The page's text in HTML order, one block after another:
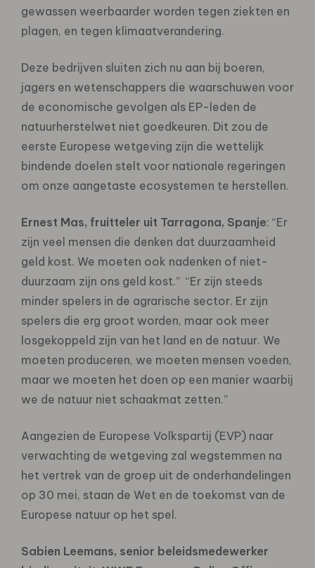
gewassen weerbaarder worden tegen ziekten en
plagen, en tegen klimaatverandering.
Deze bedrijven sluiten zich nu aan bij boeren,
jagers en wetenschappers die waarschuwen voor
de economische gevolgen als EP-leden de
natuurherstelwet niet goedkeuren. Dit zou de
eerste Europese wetgeving zijn die wettelijk
bindende doelen stelt voor nationale regeringen
om onze aangetaste ecosystemen te herstellen.
Ernest Mas, fruitteler uit Tarragona, Spanje: “Er
zijn veel mensen die denken dat duurzaamheid
geld kost. We moeten ook nadenken of niet-
duurzaam zijn ons geld kost.” “Er zijn steeds
minder spelers in de agrarische sector. Er zijn
spelers die erg groot worden, maar ook meer
losgekoppeld zijn van het land en de natuur. We
moeten produceren, we moeten mensen voeden,
maar we moeten het doen op een manier waarbij
we de natuur niet schaakmat zetten.”
Aangezien de Europese Volkspartij (EVP) naar
verwachting de wetgeving zal wegstemmen na
het vertrek van de groep uit de onderhandelingen
op 30 mei, staan de Wet en de toekomst van de
Europese natuur op het spel.
Sabien Leemans, senior beleidsmedewerker